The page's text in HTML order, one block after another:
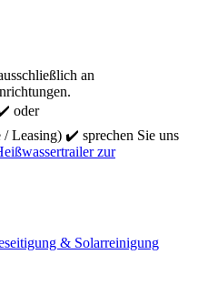
zur
& Solarreinigung
an
oder
Leasing) ✔️ sprechen Sie uns